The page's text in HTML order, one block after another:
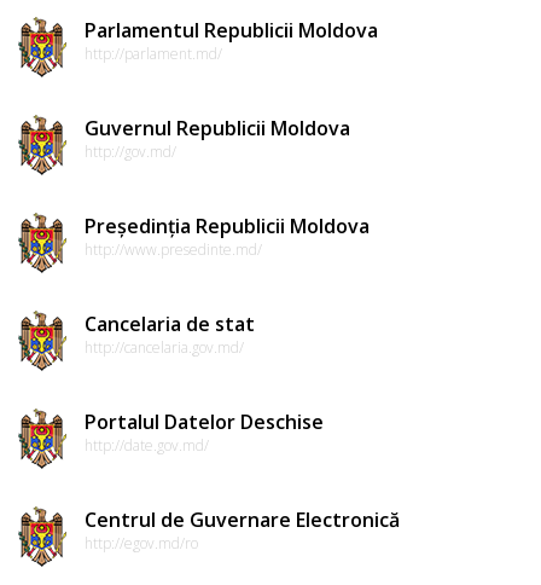
Parlamentul Republicii Moldova
http://parlament.md/
Guvernul Republicii Moldova
http://gov.md/
Președinția Republicii Moldova
http://www.presedinte.md/
Cancelaria de stat
http://cancelaria.gov.md/
Portalul Datelor Deschise
http://date.gov.md/
Centrul de Guvernare Electronică
http://egov.md/ro